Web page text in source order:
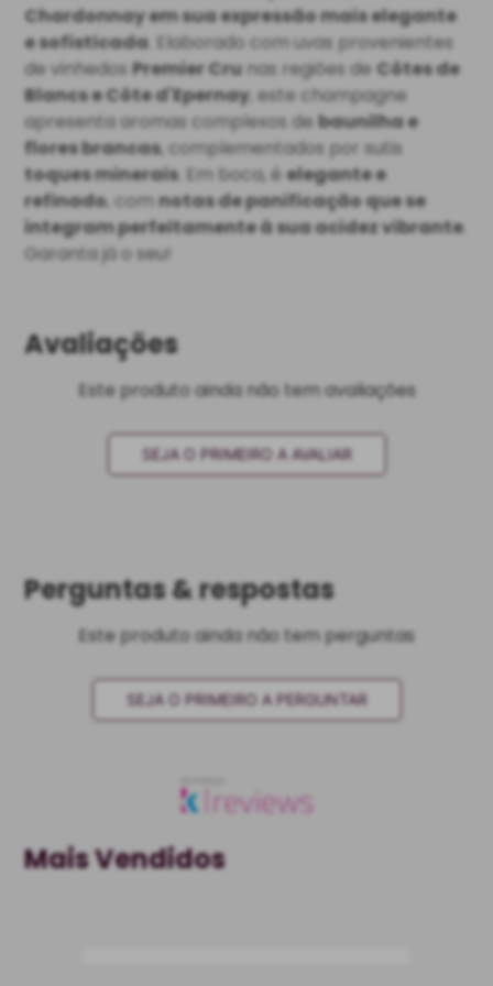
Chardonnay em sua expressão mais elegante
e sofisticada. Elaborado com uvas provenientes
de vinhedosPremier Crunas regiões deCôtes de
Blancs e Côte d'Epernay , este champagne
apresenta aromas complexos debaunilha e
flores brancas, complementados por sutis
toques minerais. Em boca, éelegante e
refinado, comnotas de panificação que se
integram perfeitamente à sua acidez vibrante.
Garanta já o seu!
Avaliações
Este produto ainda não tem avaliações
SEJA O PRIMEIRO A AVALIAR
Perguntas & respostas
Este produto ainda não tem perguntas
SEJA O PRIMEIRO A PERGUNTAR
Mais Vendidos